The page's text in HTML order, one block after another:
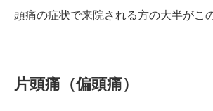
頭痛の症状で来院される方の大半がこ
片頭痛（偏頭痛）